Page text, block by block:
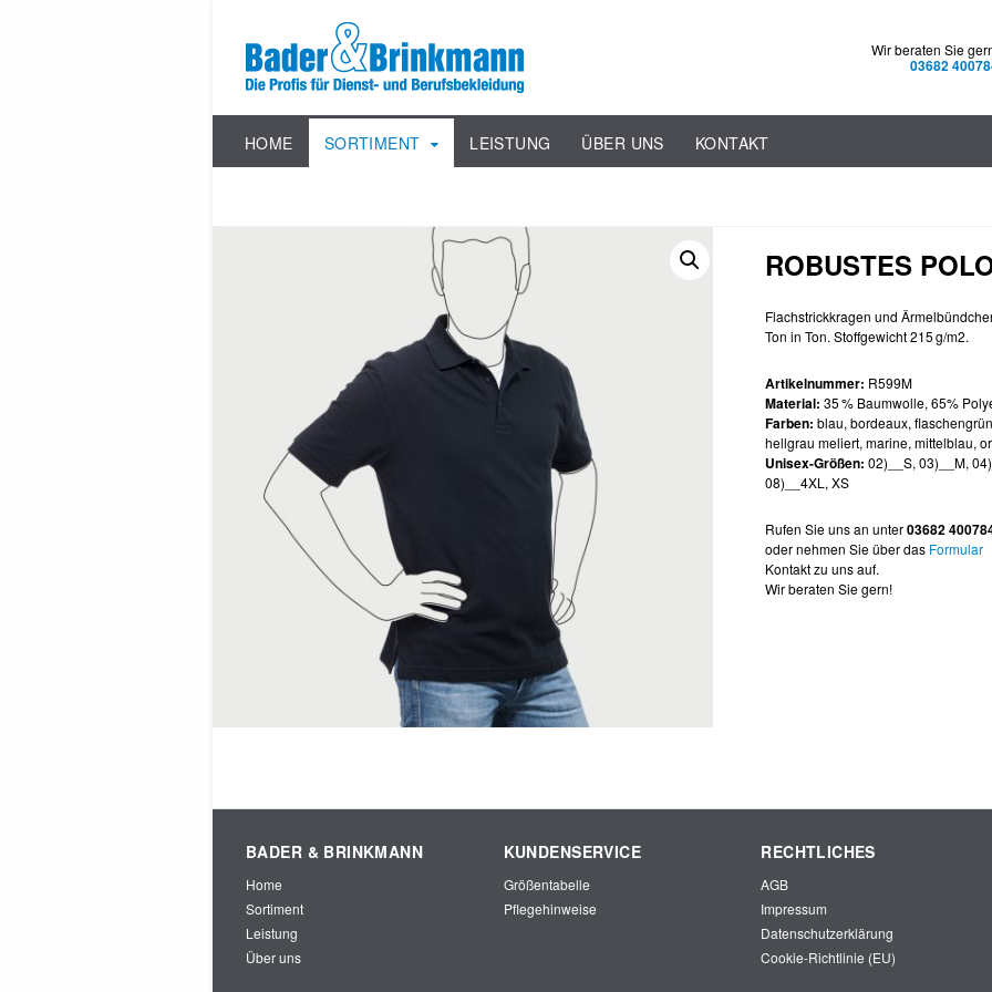
Wir beraten Sie
03682
HOME SORTIMENT LEISTUNG ÜBER UNS KONTAKT
ROBUSTES
Flachstrickkragen und
Ton in Ton. Stoffgewicht 215 g/m2.
Artikelnummer: R599M
Material: 35 % Baumwolle, 65%
Farben: blau, bordeaux,
hellgrau meliert, marine, mittelblau,
Unisex-Größen: 02)__S, 03)__M,
08)__4XL, XS
Rufen Sie uns an unter03682
oder nehmen Sie über das Formular
Kontakt zu uns auf.
Wir beraten Sie gern!
BADER & BRINKMANN
Home
Sortiment
Leistung
Über uns
KUNDENSERVICE
Größentabelle
Pflegehinweise
RECHTLICHES
AGB
Impressum
Datenschutzerklärung
Cookie-Richtlinie (EU)